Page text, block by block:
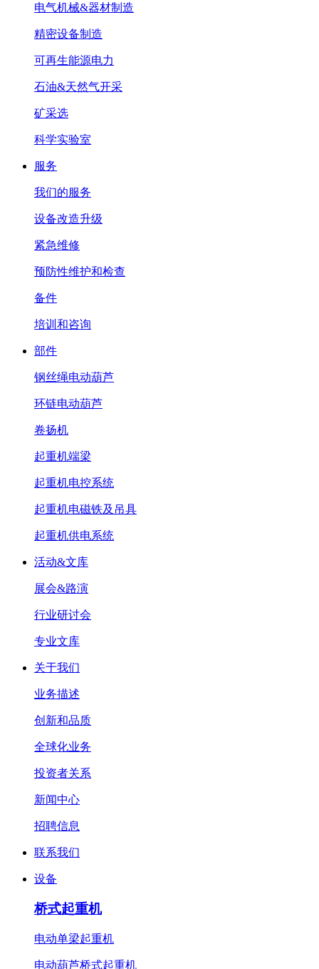
电气机械&器材制造
精密设备制造
可再生能源电力
石油&天然气开采
矿采选
科学实验室
服务
我们的服务
设备改造升级
紧急维修
预防性维护和检查
备件
培训和咨询
部件
钢丝绳电动葫芦
环链电动葫芦
卷扬机
起重机端梁
起重机电控系统
起重机电磁铁及吊具
起重机供电系统
活动&文库
展会&路演
行业研讨会
专业文库
关于我们
业务描述
创新和品质
全球化业务
投资者关系
新闻中心
招聘信息
联系我们
设备
桥式起重机
电动单梁起重机
电动葫芦桥式起重机